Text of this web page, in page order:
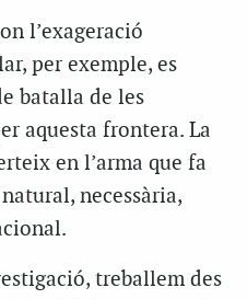
l’exageració
per exemple, es
batalla de les
aquesta frontera. La
en l’arma que fa
necessària,
treballem des